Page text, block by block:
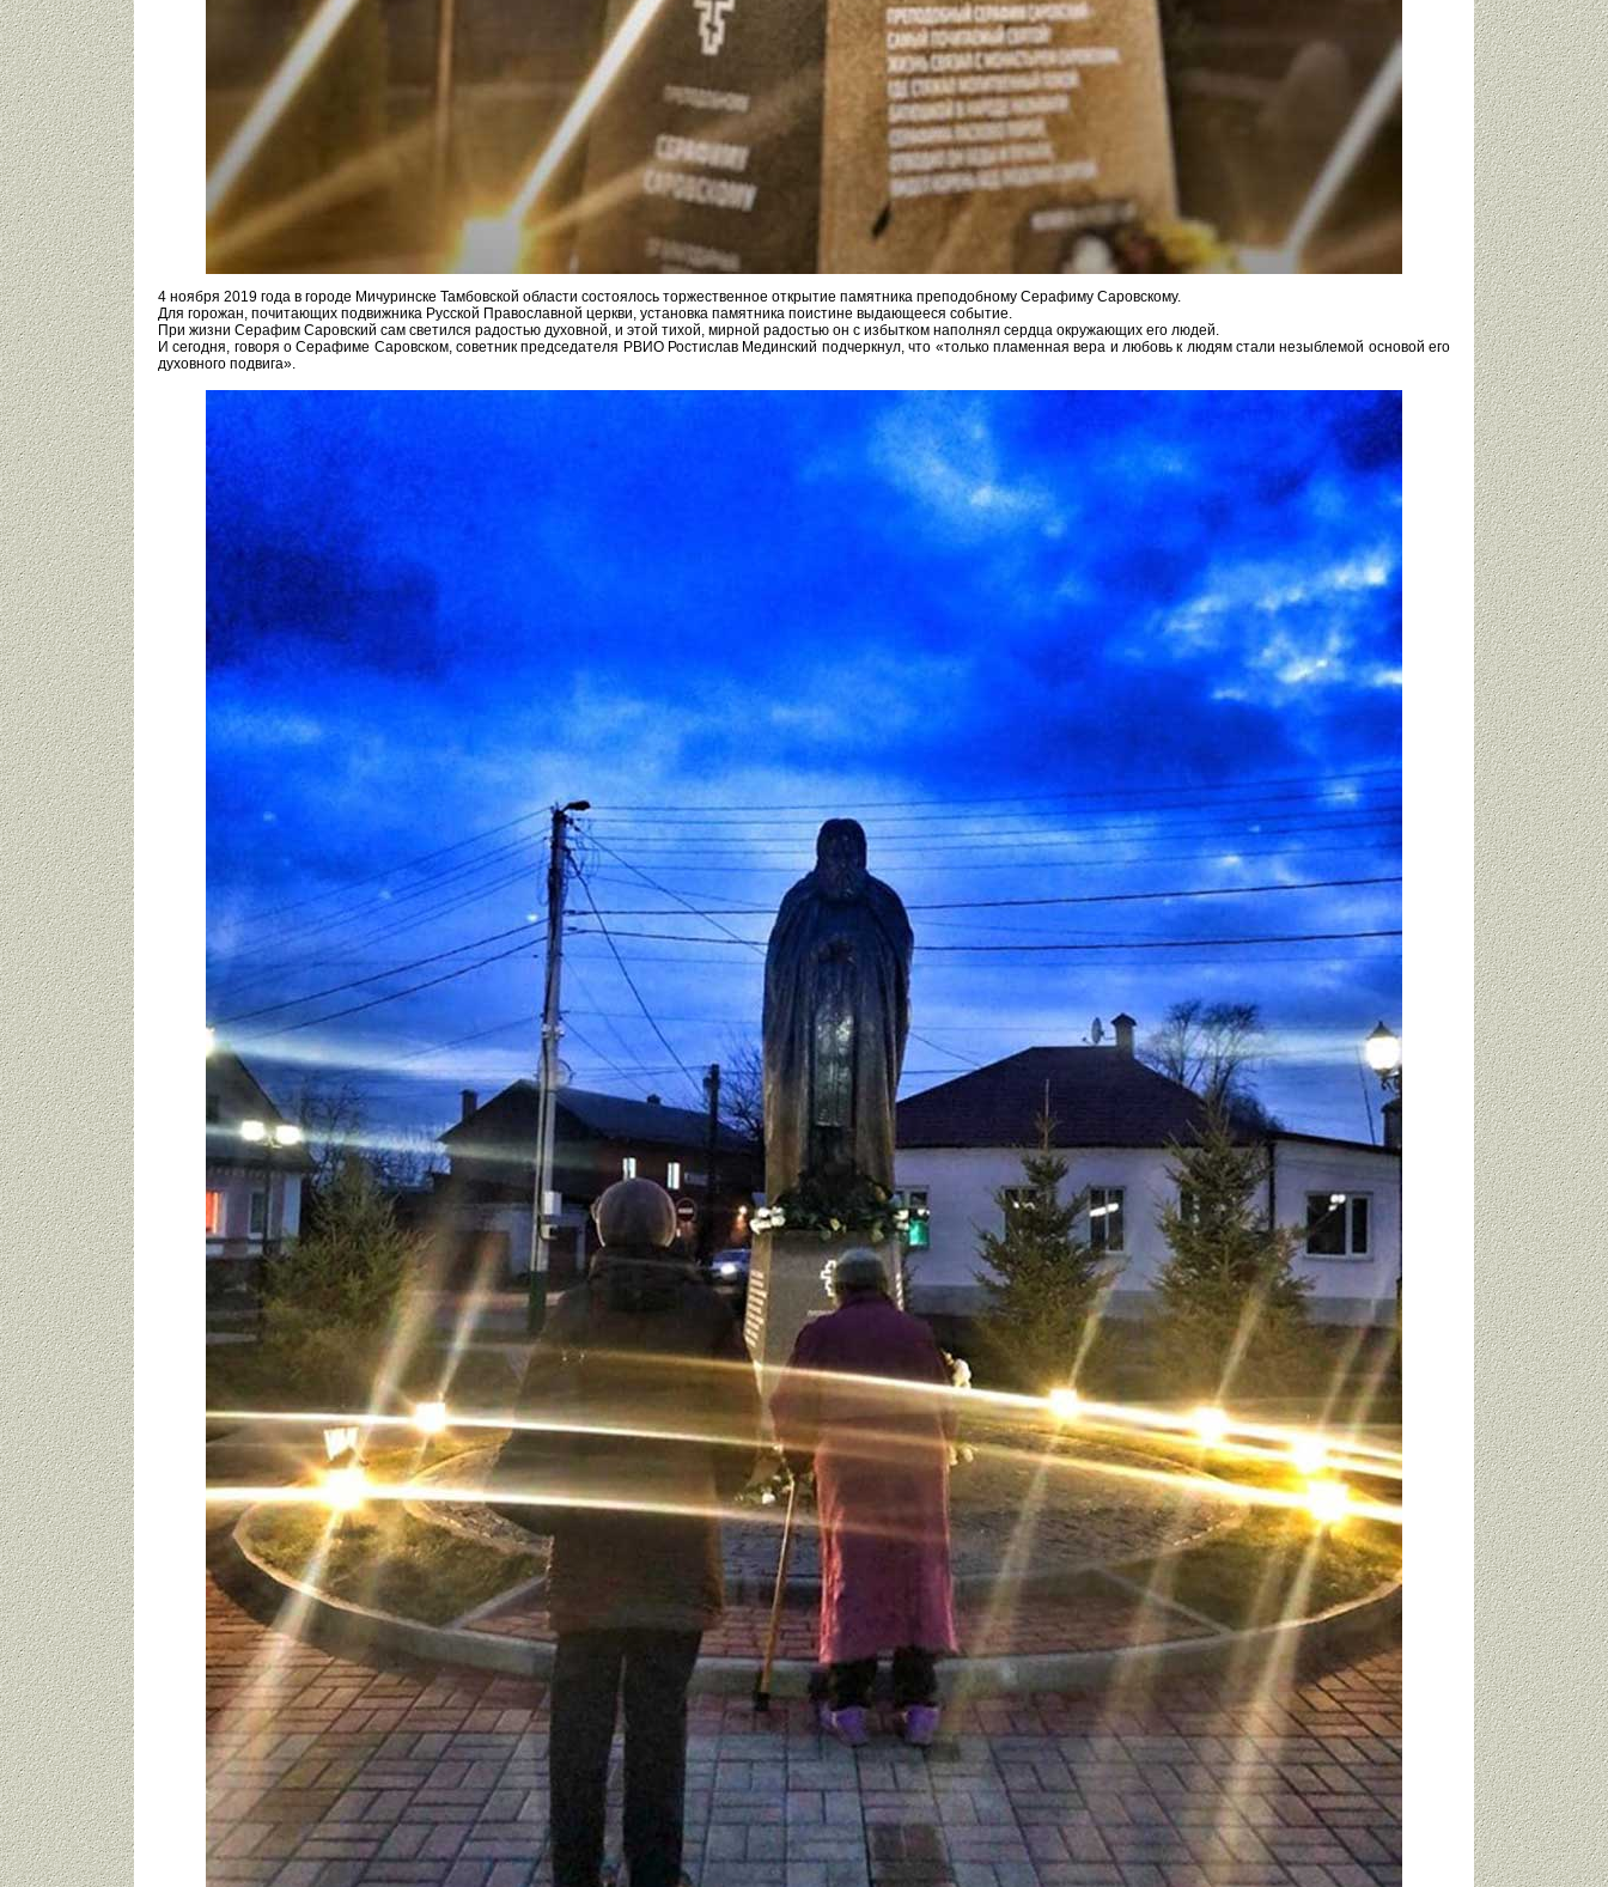
4 ноября 2019 года в городе Мичуринске Тамбовской области состоялось торжественное открытие памятника преподобному Серафиму Саровскому.
Для горожан, почитающих подвижника Русской Православной церкви, установка памятника поистине выдающееся событие.
При жизни Серафим Саровский сам светился радостью духовной, и этой тихой, мирной радостью он с избытком наполнял сердца окружающих его людей.
И сегодня, говоря о Серафиме Саровском, советник председателя РВИО Ростислав Мединский подчеркнул, что «только пламенная вера и любовь к людям стали незыблемой основой его
духовного подвига».